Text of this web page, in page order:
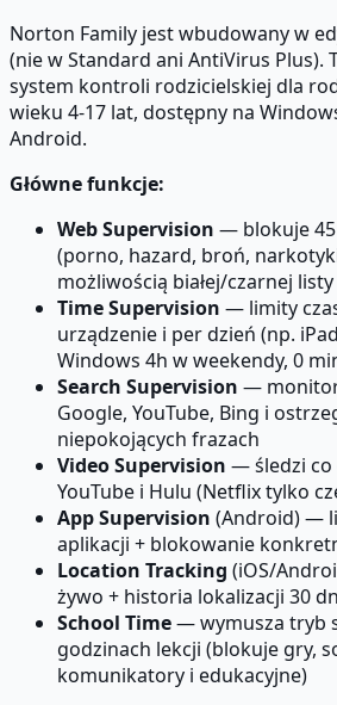
Norton Family jest wbudowany w
(nie w Standard ani AntiVirus Plus).
system kontroli rodzicielskiej dla
wieku 4-17 lat, dostępny na
Android.
Główne funkcje:
Web Supervision — blokuje
(porno, hazard, broń,
możliwością białej/czarnej listy
Time Supervision — limity
urządzenie i per dzień (np.
Windows 4h w weekendy, 0
Search Supervision —
Google, YouTube, Bing i
niepokojących frazach
Video Supervision — śledzi co
YouTube i Hulu (Netflix tylko
App Supervision (Android) —
aplikacji + blokowanie
Location Tracking (iOS/
żywo + historia lokalizacji 30
School Time— wymusza tryb
godzinach lekcji (blokuje gry,
komunikatory i edukacyjne)